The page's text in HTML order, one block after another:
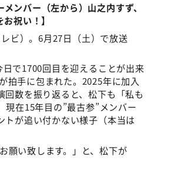
ンバー（左から）山之内すず、
祝い！】
レビ）。6月27日（土）で放送
で1700回目を迎えることが出来
拍手に包まれた。2025年に加入
数を振り返ると、松下も「私も
在15年目の”最古参”メンバー
トが追い付かない様子（本当は
願い致します。」と、松下が